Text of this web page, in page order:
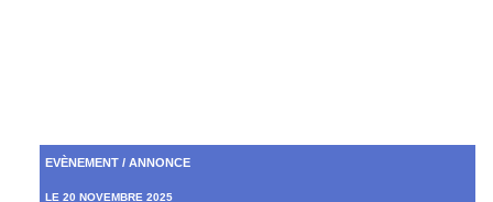
EVÈNEMENT / ANNONCE
LE 20 NOVEMBRE 2025